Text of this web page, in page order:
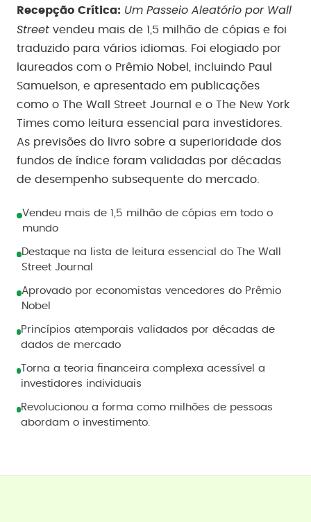
Recepção Crítica: Um Passeio Aleatório por Wall
Street vendeu mais de 1,5 milhão de cópias e foi
traduzido para vários idiomas. Foi elogiado por
laureados com o Prêmio Nobel, incluindo Paul
Samuelson, e apresentado em publicações
como o The Wall Street Journal e o The New York
Times como leitura essencial para investidores.
As previsões do livro sobre a superioridade dos
fundos de índice foram validadas por décadas
de desempenho subsequente do mercado.
Vendeu mais de 1,5 milhão de cópias em todo o
mundo
Destaque na lista de leitura essencial do The Wall
Street Journal
Aprovado por economistas vencedores do Prêmio
Nobel
Princípios atemporais validados por décadas de
dados de mercado
Torna a teoria financeira complexa acessível a
investidores individuais
Revolucionou a forma como milhões de pessoas
abordam o investimento.